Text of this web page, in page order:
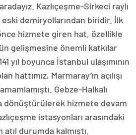
Kazlıçeşme-Sirkeci raylı
demiryollarından biridir. İlk
önce hizmete giren hat, özellikle
gelişmesine önemli katkılar
yıl boyunca İstanbul ulaşımının
hattımız, Marmaray’ın açılışı
Gebze-Halkalı
dönüştürülerek hizmete devam
istasyonları arasındaki
durumda kalmıştı.